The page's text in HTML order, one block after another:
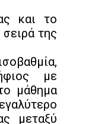
και το
της
με
μάθημα
μεταξύ